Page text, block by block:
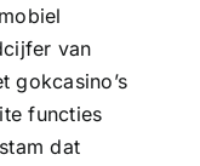
van
gokcasino’s
functies
dat